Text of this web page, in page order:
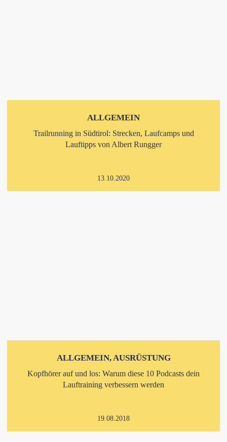
ALLGEMEIN
Trailrunning in Südtirol: Strecken, Laufcamps und
Lauftipps von Albert Rungger
13.10.2020
ALLGEMEIN, AUSRÜSTUNG
Kopfhörer auf und los: Warum diese 10 Podcasts dein
Lauftraining verbessern werden
19.08.2018